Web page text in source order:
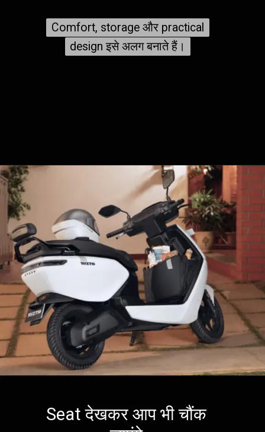
Comfort, storage और practical
design इसे अलग बनाते हैं।
Comfort, storage और practical
design इसे अलग बनाते हैं।
Seat देखकर आप भी चौंक